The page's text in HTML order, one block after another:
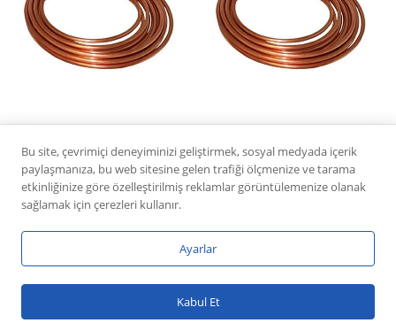
BORU 1/2” x 0,71 mm
BORU 3/4” x 0,71 mm
|WordPress
ile güçlendirilmiştir
Bu site, çevrimiçi deneyiminizi geliştirmek, sosyal medyada içerik
paylaşmanıza, bu web sitesine gelen trafiği ölçmenize ve tarama
etkinliğinize göre özelleştirilmiş reklamlar görüntülemenize olanak
sağlamak için çerezleri kullanır.
Ayarlar
Kabul Et